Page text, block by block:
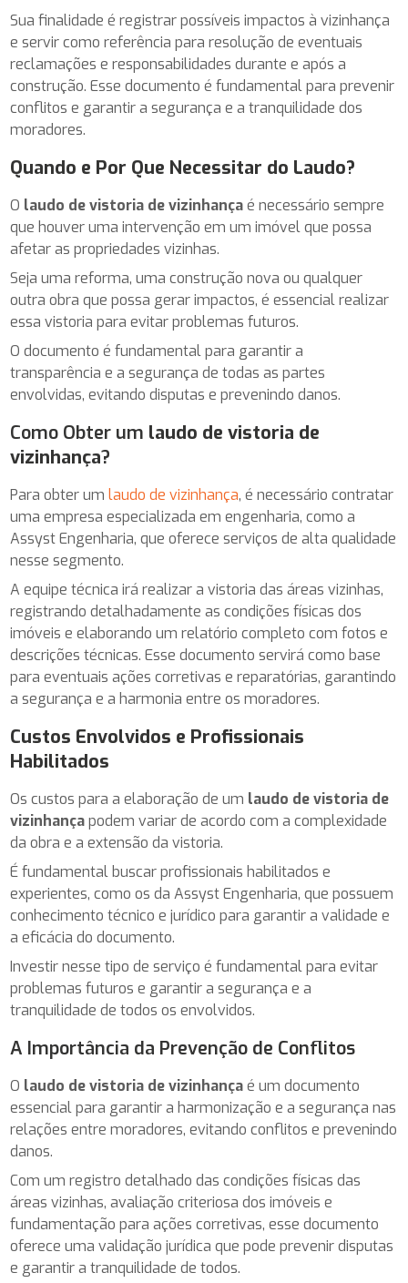
Sua finalidade é registrar possíveis impactos à vizinhança
e servir como referência para resolução de eventuais
reclamações e responsabilidades durante e após a
construção. Esse documento é fundamental para prevenir
conflitos e garantir a segurança e a tranquilidade dos
moradores.
Quando e Por Que Necessitar do Laudo?
O laudo de vistoria de vizinhançaé necessário sempre
que houver uma intervenção em um imóvel que possa
afetar as propriedades vizinhas.
Seja uma reforma, uma construção nova ou qualquer
outra obra que possa gerar impactos, é essencial realizar
essa vistoria para evitar problemas futuros.
O documento é fundamental para garantir a
transparência e a segurança de todas as partes
envolvidas, evitando disputas e prevenindo danos.
Como Obter um laudo de vistoria de
vizinhança?
Para obter umlaudo de vizinhança, é necessário contratar
uma empresa especializada em engenharia, como a
Assyst Engenharia, que oferece serviços de alta qualidade
nesse segmento.
A equipe técnica irá realizar a vistoria das áreas vizinhas,
registrando detalhadamente as condições físicas dos
imóveis e elaborando um relatório completo com fotos e
descrições técnicas. Esse documento servirá como base
para eventuais ações corretivas e reparatórias, garantindo
a segurança e a harmonia entre os moradores.
Custos Envolvidos e Profissionais
Habilitados
Os custos para a elaboração de um laudo de vistoria de
vizinhançapodem variar de acordo com a complexidade
da obra e a extensão da vistoria.
É fundamental buscar profissionais habilitados e
experientes, como os da Assyst Engenharia, que possuem
conhecimento técnico e jurídico para garantir a validade e
a eficácia do documento.
Investir nesse tipo de serviço é fundamental para evitar
problemas futuros e garantir a segurança e a
tranquilidade de todos os envolvidos.
A Importância da Prevenção de Conflitos
O laudo de vistoria de vizinhançaé um documento
essencial para garantir a harmonização e a segurança nas
relações entre moradores, evitando conflitos e prevenindo
danos.
Com um registro detalhado das condições físicas das
áreas vizinhas, avaliação criteriosa dos imóveis e
fundamentação para ações corretivas, esse documento
oferece uma validação jurídica que pode prevenir disputas
e garantir a tranquilidade de todos.